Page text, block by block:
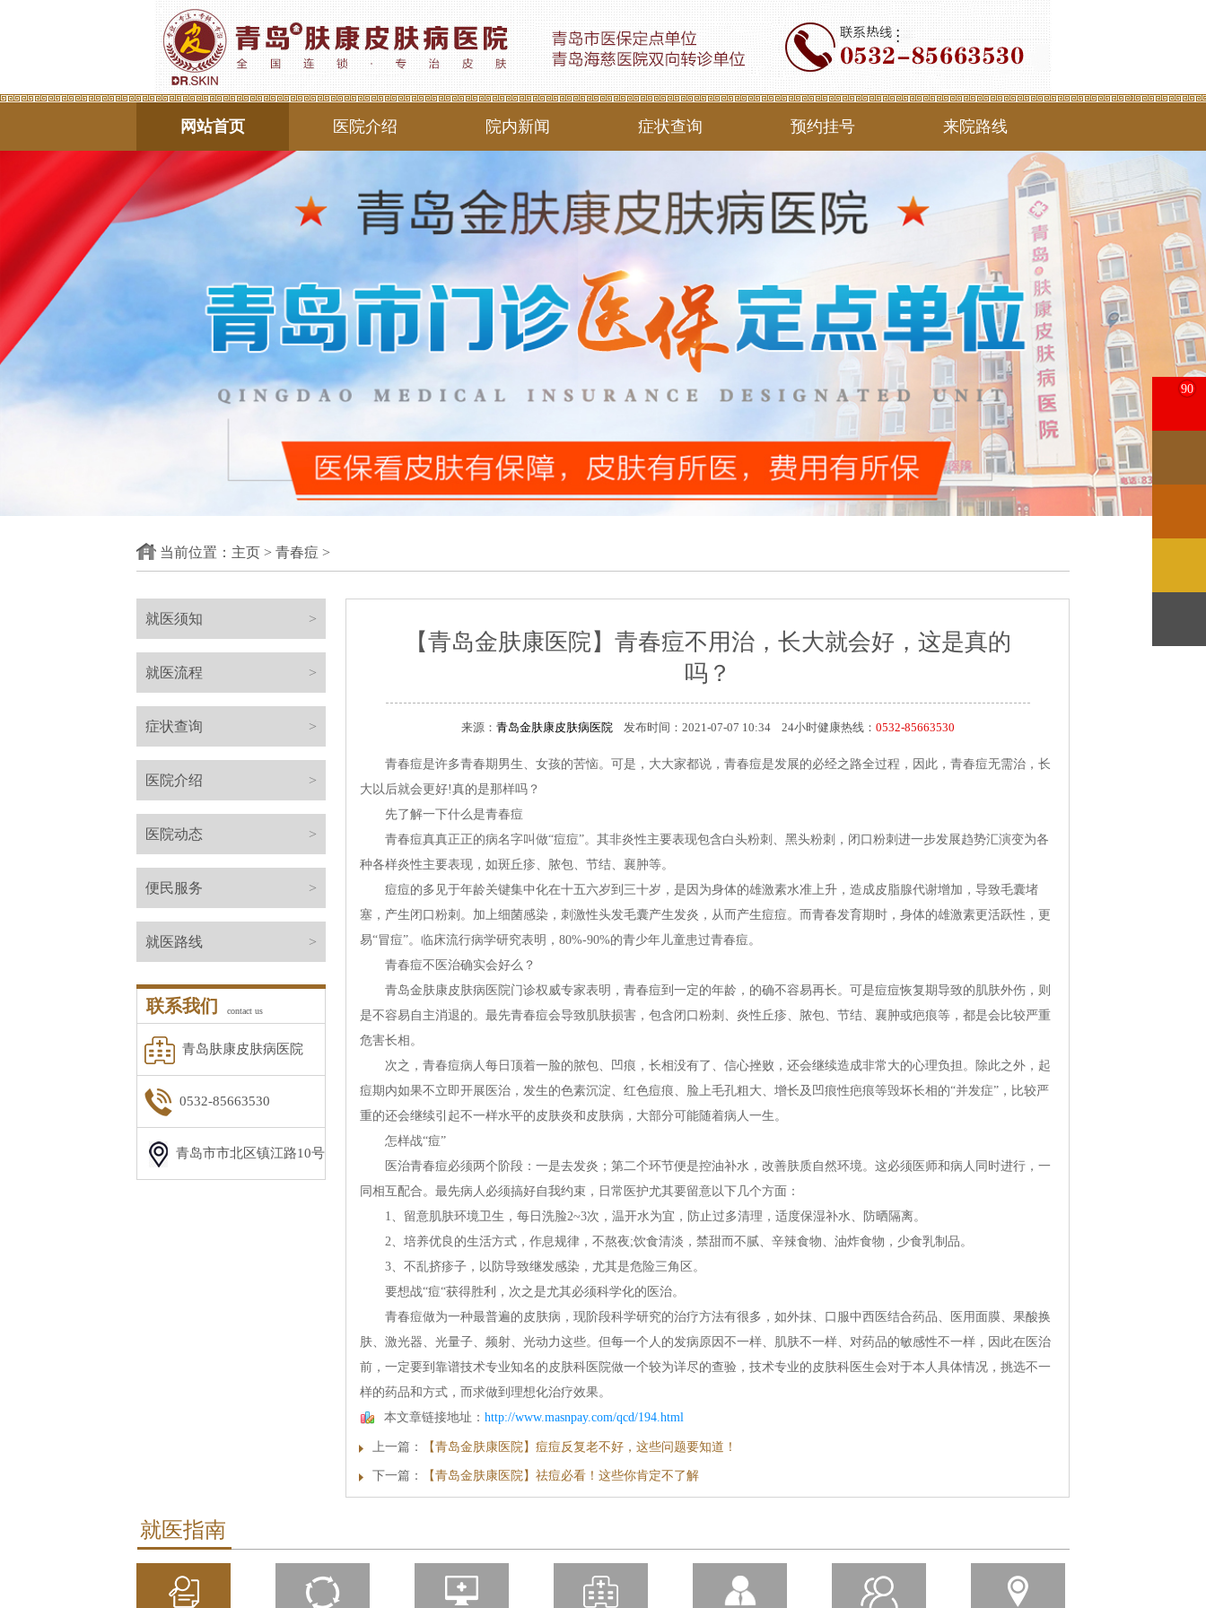
网站首页 医院介绍 院内新闻 症状查询 预约挂号 来院路线
当前位置： 主页 > 青春痘 >
就医须知 >
就医流程 >
症状查询 >
医院介绍 >
医院动态 >
便民服务 >
就医路线 >
联系我们 contact us
青岛肤康皮肤病医院
0532-85663530
青岛市市北区镇江路10号
【青岛金肤康医院】青春痘不用治，长大就会好，这是真的
吗？
来源： 青岛金肤康皮肤病医院发布时间：2021-07-07 10:34 24小时健康热线： 0532-85663530
青春痘是许多青春期男生、女孩的苦恼。可是，大大家都说，青春痘是发展的必经之路全过程，因此，青春痘无需治，长
大以后就会更好!真的是那样吗？
先了解一下什么是青春痘
青春痘真真正正的病名字叫做“痘痘”。其非炎性主要表现包含白头粉刺、黑头粉刺，闭口粉刺进一步发展趋势汇演变为各
种各样炎性主要表现，如斑丘疹、脓包、节结、襄肿等。
痘痘的多见于年龄关键集中化在十五六岁到三十岁，是因为身体的雄激素水准上升，造成皮脂腺代谢增加，导致毛囊堵
塞，产生闭口粉刺。加上细菌感染，刺激性头发毛囊产生发炎，从而产生痘痘。而青春发育期时，身体的雄激素更活跃性，更
易“冒痘”。临床流行病学研究表明，80%-90%的青少年儿童患过青春痘。
青春痘不医治确实会好么？
青岛金肤康皮肤病医院门诊权威专家表明，青春痘到一定的年龄，的确不容易再长。可是痘痘恢复期导致的肌肤外伤，则
是不容易自主消退的。最先青春痘会导致肌肤损害，包含闭口粉刺、炎性丘疹、脓包、节结、襄肿或疤痕等，都是会比较严重
危害长相。
次之，青春痘病人每日顶着一脸的脓包、凹痕，长相没有了、信心挫败，还会继续造成非常大的心理负担。除此之外，起
痘期内如果不立即开展医治，发生的色素沉淀、红色痘痕、脸上毛孔粗大、增长及凹痕性疤痕等毁坏长相的“并发症”，比较严
重的还会继续引起不一样水平的皮肤炎和皮肤病，大部分可能随着病人一生。
怎样战“痘”
医治青春痘必须两个阶段：一是去发炎；第二个环节便是控油补水，改善肤质自然环境。这必须医师和病人同时进行，一
同相互配合。最先病人必须搞好自我约束，日常医护尤其要留意以下几个方面：
1、留意肌肤环境卫生，每日洗脸2~3次，温开水为宜，防止过多清理，适度保湿补水、防晒隔离。
2、培养优良的生活方式，作息规律，不熬夜;饮食清淡，禁甜而不腻、辛辣食物、油炸食物，少食乳制品。
3、不乱挤疹子，以防导致继发感染，尤其是危险三角区。
要想战“痘“获得胜利，次之是尤其必须科学化的医治。
青春痘做为一种最普遍的皮肤病，现阶段科学研究的治疗方法有很多，如外抹、口服中西医结合药品、医用面膜、果酸换
肤、激光器、光量子、频射、光动力这些。但每一个人的发病原因不一样、肌肤不一样、对药品的敏感性不一样，因此在医治
前，一定要到靠谱技术专业知名的皮肤科医院做一个较为详尽的查验，技术专业的皮肤科医生会对于本人具体情况，挑选不一
样的药品和方式，而求做到理想化治疗效果。
本文章链接地址： http://www.masnpay.com/qcd/194.html
上一篇： 【青岛金肤康医院】痘痘反复老不好，这些问题要知道！
下一篇： 【青岛金肤康医院】祛痘必看！这些你肯定不了解
就医指南
90